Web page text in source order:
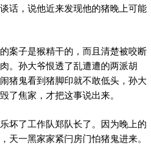
话，说他近来发现他的猪晚上可能
案子是猴精干的，而且清楚被咬断
。孙大爷恨透了乱遭遭的两派胡
猪鬼看到猪脚印就不敢低头，孙大
了焦家，才把这事说出来。
坏了工作队郑队长了。因为晚上的
天一黑家家紧闩房门怕猪鬼进来。